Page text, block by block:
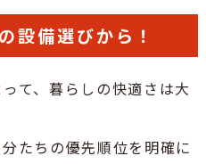
設備選びから！
て、暮らしの快適さは大
たちの優先順位を明確に